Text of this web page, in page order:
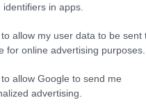
identifiers in apps.
allow my user data to be sent
for online advertising purposes.
allow Google to send me
advertising.
nem tudták
különböző
a sorsukról pedig a